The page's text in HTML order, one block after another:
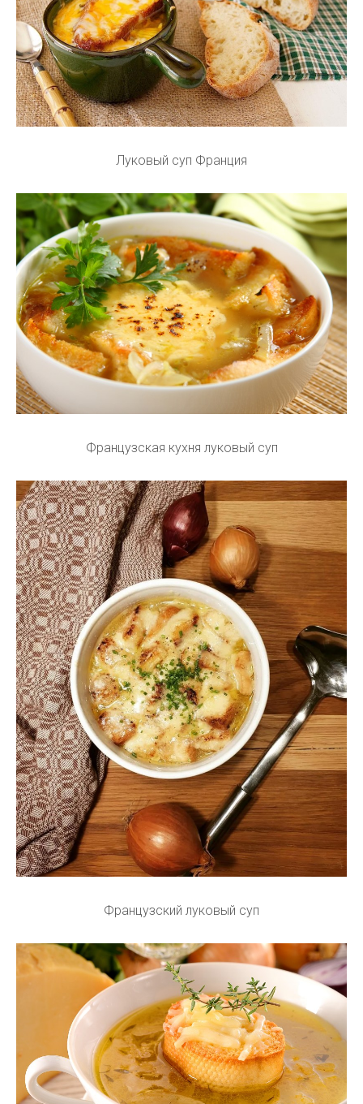
Луковый суп Франция
Французская кухня луковый суп
Французский луковый суп